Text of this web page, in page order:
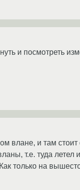
и посмотреть
влане, и там стоит
т.е. туда летел
только на